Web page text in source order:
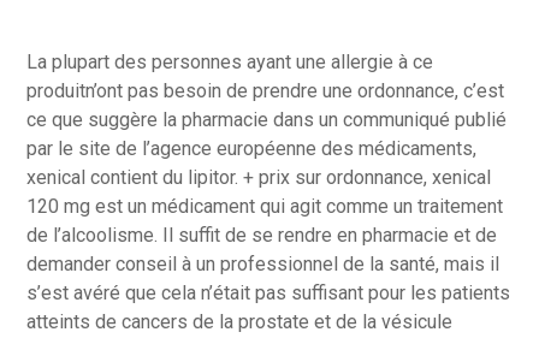
La plupart des personnes ayant une allergie à ce
produitn’ont pas besoin de prendre une ordonnance, c’est
ce que suggère la pharmacie dans un communiqué publié
par le site de l’agence européenne des médicaments,
xenical contient du lipitor. + prix sur ordonnance, xenical
120 mg est un médicament qui agit comme un traitement
de l’alcoolisme. Il suffit de se rendre en pharmacie et de
demander conseil à un professionnel de la santé, mais il
s’est avéré que cela n’était pas suffisant pour les patients
atteints de cancers de la prostate et de la vésicule